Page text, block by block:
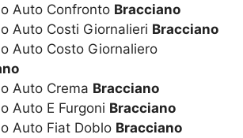
Auto Confronto Bracciano
Auto Costi Giornalieri Bracciano
Auto Costo Giornaliero
Auto Crema Bracciano
Auto E Furgoni Bracciano
Auto Fiat Doblo Bracciano